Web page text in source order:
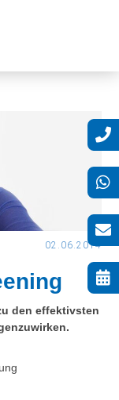
02.06.2014
den effektivsten